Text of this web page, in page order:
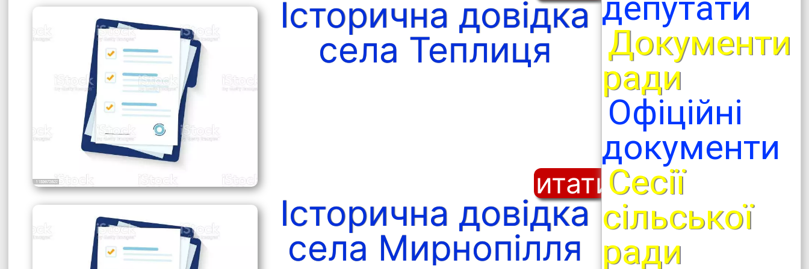
Історична довідка
села Теплиця
Читати
Історична довідка
села Мирнопілля
Документи
ради
Офіційні
документи
Сесії
сільської
ради